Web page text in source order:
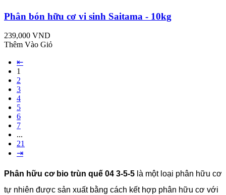
Phân bón hữu cơ vi sinh Saitama - 10kg
239,000 VND
Thêm Vào Giỏ
⇤
1
2
3
4
5
6
7
...
21
⇥
Phân hữu cơ bio trùn quế 04 3-5-5 là một loại phân hữu cơ
tự nhiên được sản xuất bằng cách kết hợp phân hữu cơ với